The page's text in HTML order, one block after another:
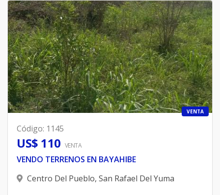
VENTA
Código: 1145
US$ 110 VENTA
VENDO TERRENOS EN BAYAHIBE
Centro Del Pueblo, San Rafael Del Yuma